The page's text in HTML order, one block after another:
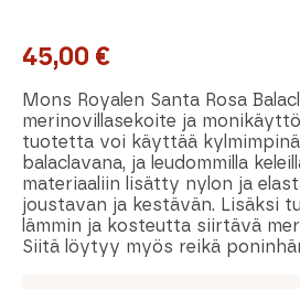
45,00 €
Mons Royalen Santa Rosa
merinovillasekoite ja
tuotetta voi käyttää
balaclavana, ja leudommilla
materiaaliin lisätty nylon ja
joustavan ja kestävän. Lisäksi
lämmin ja kosteutta siirtävä
Siitä löytyy myös reikä